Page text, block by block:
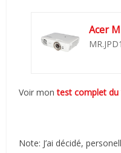
Voir montest complet du
Note: J’ai décidé,